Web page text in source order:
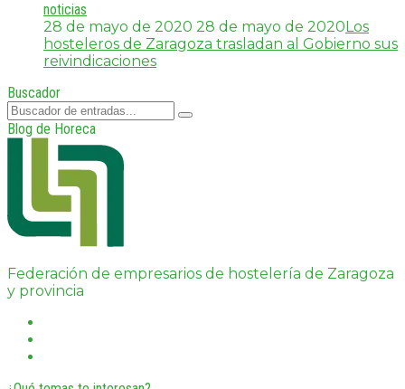
noticias
28 de mayo de 2020 28 de mayo de 2020 Los
hosteleros de Zaragoza trasladan al Gobierno sus
reivindicaciones
Buscador
Blog de Horeca
Federación de empresarios de hostelería de Zaragoza
y provincia